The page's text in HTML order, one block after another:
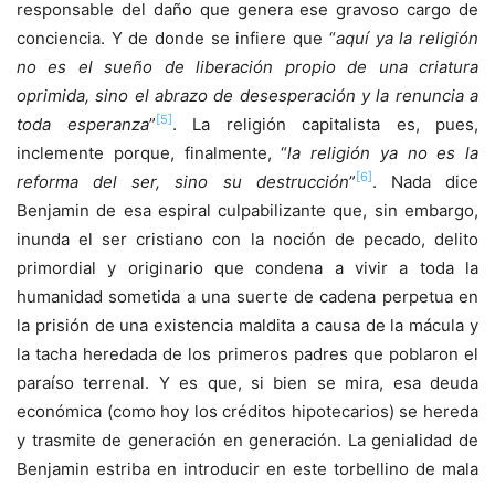
responsable del daño que genera ese gravoso cargo de
conciencia. Y de donde se infiere que “aquí ya la religión
no es el sueño de liberación propio de una criatura
oprimida, sino el abrazo de desesperación y la renuncia a
toda esperanza” [5] . La religión capitalista es, pues,
inclemente porque, finalmente, “la religión ya no es la
reforma del ser, sino su destrucción” [6] . Nada dice
Benjamin de esa espiral culpabilizante que, sin embargo,
inunda el ser cristiano con la noción de pecado, delito
primordial y originario que condena a vivir a toda la
humanidad sometida a una suerte de cadena perpetua en
la prisión de una existencia maldita a causa de la mácula y
la tacha heredada de los primeros padres que poblaron el
paraíso terrenal. Y es que, si bien se mira, esa deuda
económica (como hoy los créditos hipotecarios) se hereda
y trasmite de generación en generación. La genialidad de
Benjamin estriba en introducir en este torbellino de mala